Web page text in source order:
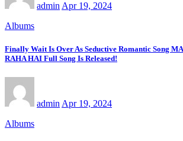
admin Apr 19, 2024
Albums
Finally Wait Is Over As Seductive Romantic Song
RAHA HAI Full Song Is Released!
admin Apr 19, 2024
Albums